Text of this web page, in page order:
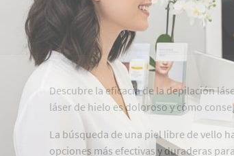
Descubre la eficacia de la depilación
láser de hielo es doloroso y cómo
La búsqueda de una piel libre de vello
opciones más efectivas y duraderas